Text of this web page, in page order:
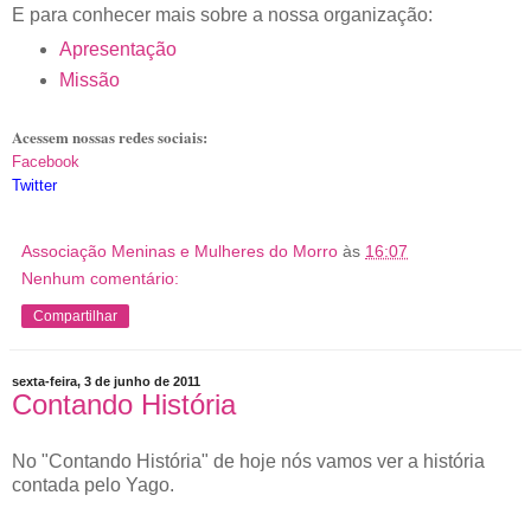
E para conhecer mais sobre a nossa organização:
Apresentação
Missão
Acessem nossas redes sociais:
Facebook
Twitter
Associação Meninas e Mulheres do Morro às 16:07
Nenhum comentário:
Compartilhar
sexta-feira, 3 de junho de 2011
Contando História
No "Contando História" de hoje nós vamos ver a história
contada pelo Yago.